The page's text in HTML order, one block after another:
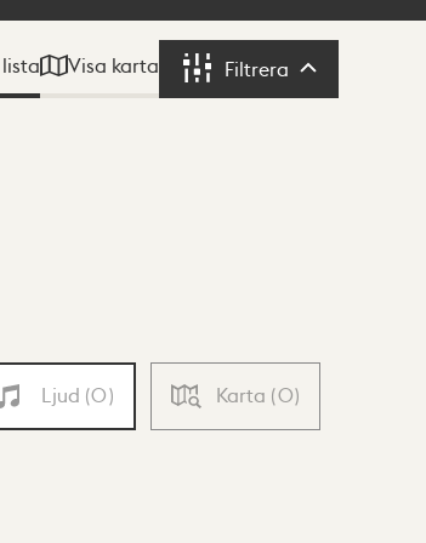
Visa karta Filtrera Filtrera
Ljud (0) Karta (0)